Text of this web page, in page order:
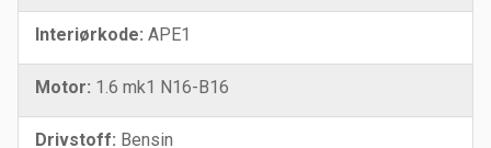
Interiørkode: APE1
Motor: 1.6 mk1 N16-B16
Drivstoff: Bensin